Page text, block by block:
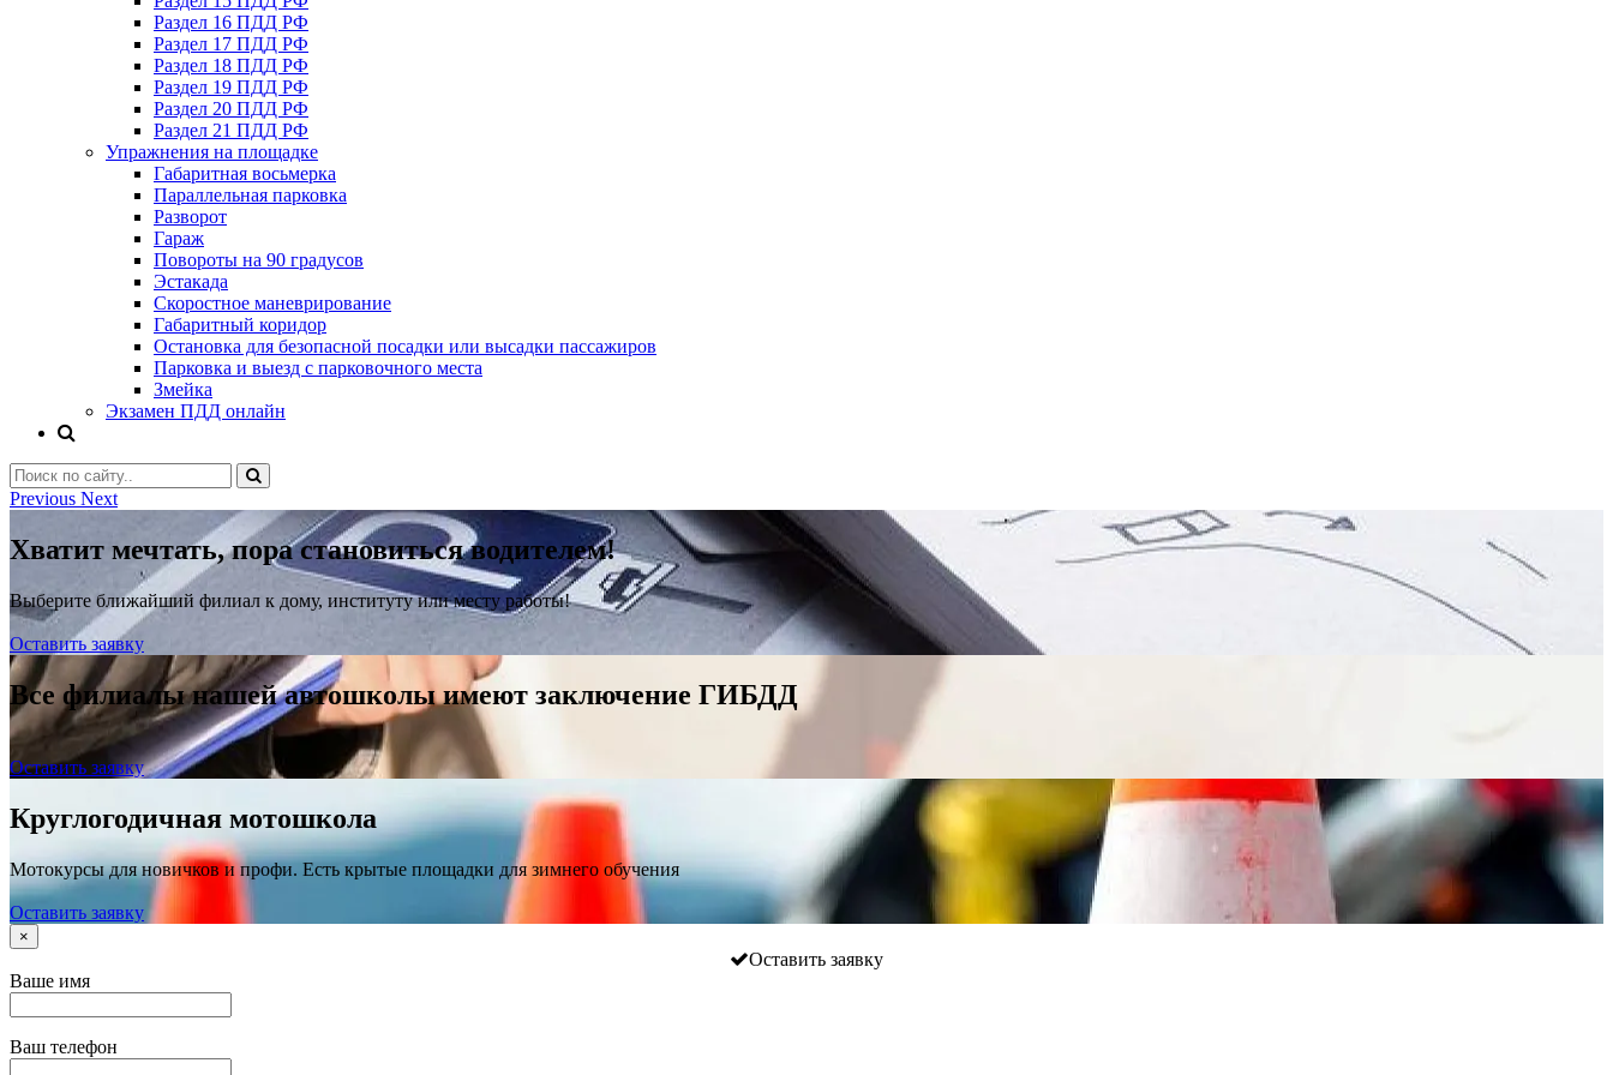
Раздел 16 ПДД РФ
Раздел 17 ПДД РФ
Раздел 18 ПДД РФ
Раздел 19 ПДД РФ
Раздел 20 ПДД РФ
Раздел 21 ПДД РФ
Упражнения на площадке
Габаритная восьмерка
Параллельная парковка
Разворот
Гараж
Повороты на 90 градусов
Эстакада
Скоростное маневрирование
Габаритный коридор
Остановка для безопасной посадки или высадки пассажиров
Парковка и выезд с парковочного места
Змейка
Экзамен ПДД онлайн
Previous Next
Хватит мечтать, пора становиться водителем!
Выберите ближайший филиал к дому, институту или месту работы!
Оставить заявку
Все филиалы нашей автошколы имеют заключение ГИБДД
Оставить заявку
Круглогодичная мотошкола
Мотокурсы для новичков и профи. Есть крытые площадки для зимнего обучения
Оставить заявку
×
Оставить заявку
Ваше имя
Ваш телефон